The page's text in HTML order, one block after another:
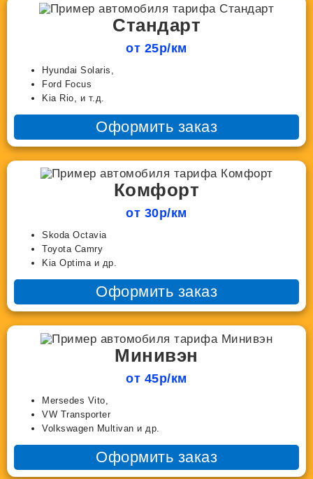
Стандарт
от 25р/км
Hyundai Solaris,
Ford Focus
Kia Rio, и т.д.
Оформить заказ
Комфорт
от 30р/км
Skoda Octavia
Toyota Camry
Kia Optima и др.
Оформить заказ
Минивэн
от 45р/км
Mersedes Vito,
VW Transporter
Volkswagen Multivan и др.
Оформить заказ